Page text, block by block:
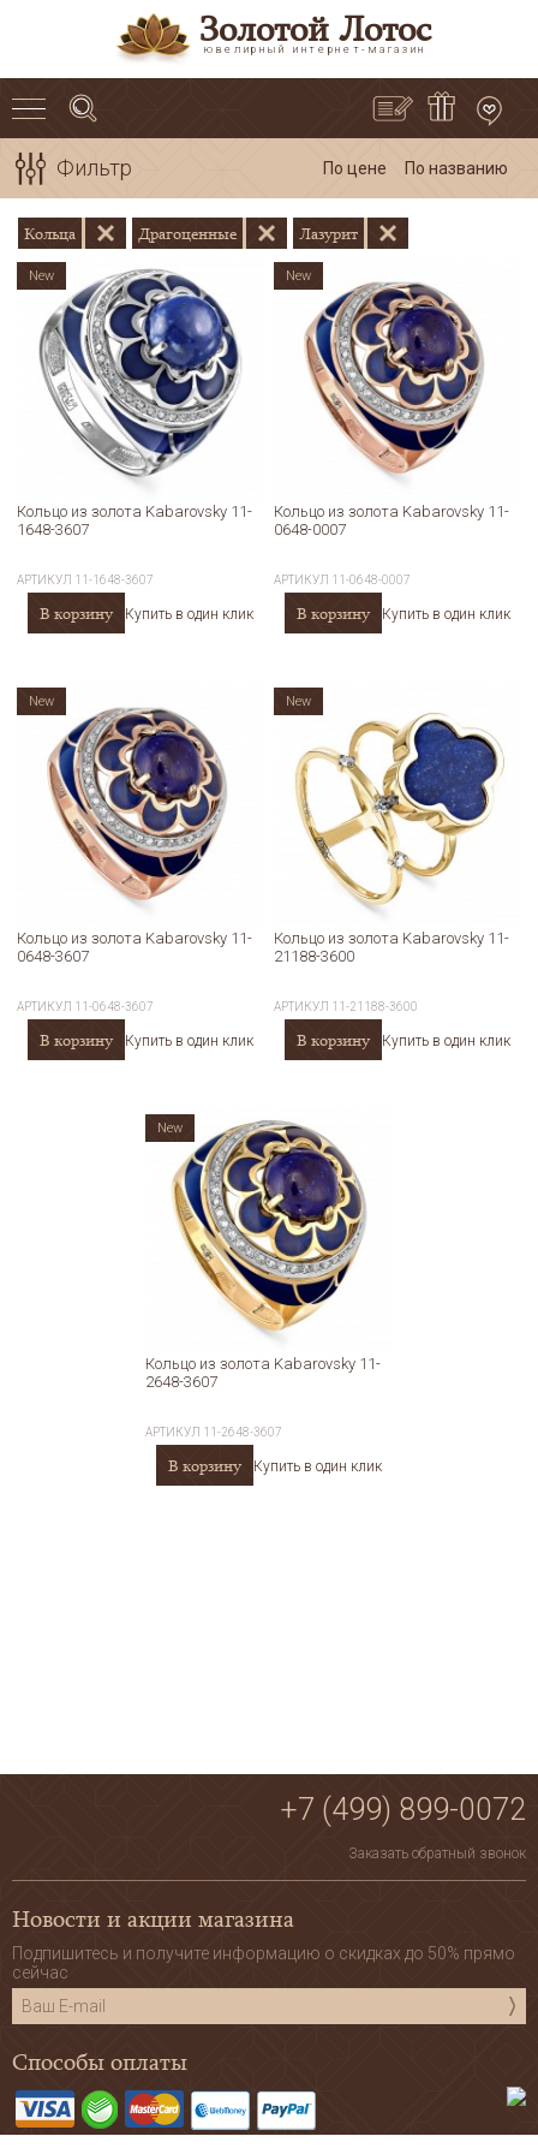
Золотой Лотос
ювелирный интернет-магазин
Фильтр По цене По названию
Кольца Драгоценные Лазурит
Кольцо из золота Kabarovsky 11-
1648-3607
АРТИКУЛ 11-1648-3607
В корзину Купить в один клик
New
Кольцо из золота Kabarovsky 11-
0648-0007
АРТИКУЛ 11-0648-0007
В корзину Купить в один клик
New
Кольцо из золота Kabarovsky 11-
0648-3607
АРТИКУЛ 11-0648-3607
В корзину Купить в один клик
New
Кольцо из золота Kabarovsky 11-
21188-3600
АРТИКУЛ 11-21188-3600
В корзину Купить в один клик
New
Кольцо из золота Kabarovsky 11-
2648-3607
АРТИКУЛ 11-2648-3607
В корзину Купить в один клик
New
+7 (499) 899-0072
Заказать обратный звонок
Новости и акции магазина
Подпишитесь и получите информацию о скидках до 50% прямо
сейчас
Способы оплаты